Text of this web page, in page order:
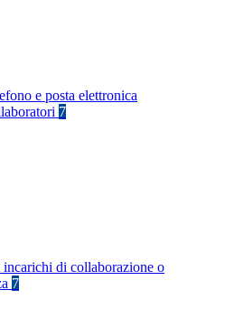
e posta elettronica
7
di collaborazione o
7